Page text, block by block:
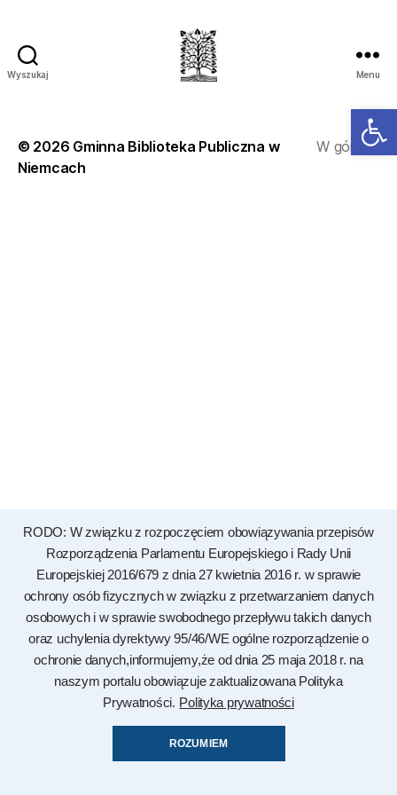
RODO: W związku z rozpoczęciem obowiązywania przepisów
Rozporządzenia Parlamentu Europejskiego i Rady Unii
Europejskiej 2016/679 z dnia 27 kwietnia 2016 r. w sprawie
ochrony osób fizycznych w związku z przetwarzaniem danych
osobowych i w sprawie swobodnego przepływu takich danych
oraz uchylenia dyrektywy 95/46/WE ogólne rozporządzenie o
ochronie danych,informujemy,że od dnia 25 maja 2018 r. na
naszym portalu obowiązuje zaktualizowana Polityka
Prywatności. Polityka prywatności
ROZUMIEM
Wyszukaj Menu
© 2026 Gminna Biblioteka Publiczna w
Niemcach
W górę↑